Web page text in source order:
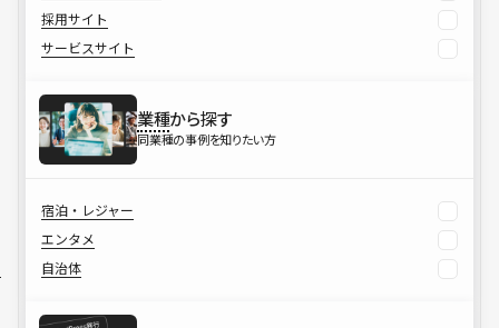
採用サイト
サービスサイト
業種から探す
同業種の事例を知りたい方
宿泊・レジャー
エンタメ
自治体